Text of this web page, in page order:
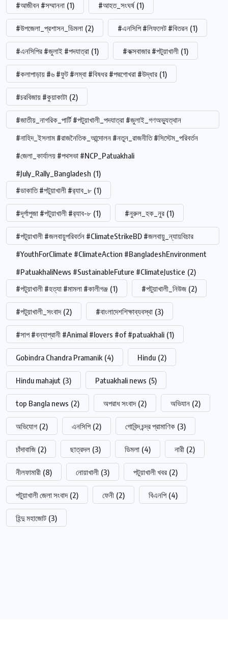
#আজীবন #সম্মাননা (1) #আহত_সংঘর্ষ (1)
#উপজেলা_প্রশাসন_ডিমলা (2) #এনসিপি #লিফলেট #বিতরন (1)
#এনসিপির #জুলাই #পদযাত্রা (1) #কক্সবাজার #পটুয়াখালী (1)
#কলাপাড়ায় #৬ #ফুট #লম্বা #বিষধর #পদ্মগোখরা #উদ্ধার (1)
#চরবিজায় #কুয়াকাটা (2)
#জাতীয়_নাগরিক_পার্টি #পটুয়াখালী_পদযাত্রা #জুলাই_গণঅভ্যুত্থান
#নাহিদ_ইসলাম #রাজনৈতিক_আন্দোলন #নতুন_রাজনীতি #সিস্টেম_পরিবর্তন
#জেলা_কার্যালয় #পথসভা #NCP_Patuakhali
#July_Rally_Bangladesh (1)
#ডাকাতি #পটুয়াখালী #র‍্যাব_৮ (1)
#দূর্গাপুজা #পটুয়াখালী #র‍্যাব-৮ (1) #নুরুল_হক_নুর (1)
#পটুয়াখালী #জলবায়ুপরিবর্তন #ClimateStrikeBD #জলবায়ু_ন্যায়বিচার
#YouthForClimate #ClimateAction #BangladeshEnvironment
#PatuakhaliNews #SustainableFuture #ClimateJustice (2)
#পটুয়াখালী #হত্যা #মামলা #কালীগঞ্জ (1) #পটুয়াখালী_নিউজ (2)
#পটুয়াখালী_সংবাদ (2) #বাংলাদেশশিক্ষাব্যবস্থা (3)
#সাপ #বন্যাপ্রানী #Animal #lovers #of #patuakhali (1)
Gobindra Chandra Pramanik (4) Hindu (2)
Hindu mahajut (3) Patuakhali news (5)
top Bangla news (2) অপরাধ সংবাদ (2) অভিযান (2)
অভিযোগ (2) এনসিপি (2) গোবিন্দ চন্দ্র প্রামাণিক (3)
চাঁদাবাজি (2) ছাত্রদল (3) ডিমলা (4) নারী (2)
নীলফামারী (8) নোয়াখালী (3) পটুয়াখালী খবর (2)
পটুয়াখালী জেলা সংবাদ (2) ফেনী (2) বিএনপি (4)
হিন্দু মহাজোট (3)